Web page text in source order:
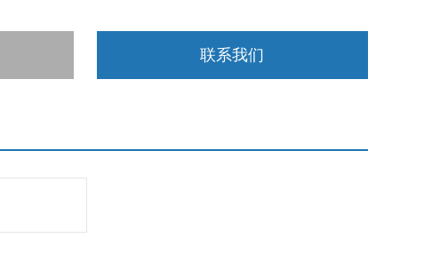
联系我们